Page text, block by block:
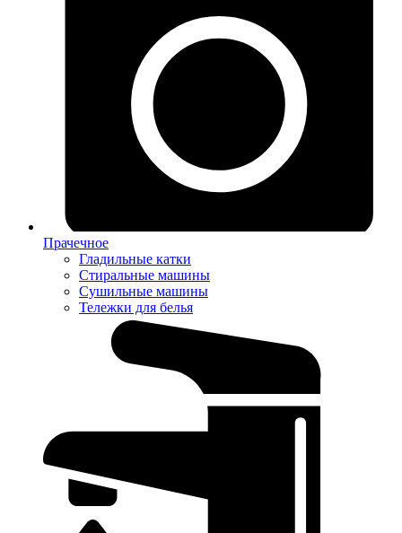
Прачечное
Гладильные катки
Стиральные машины
Сушильные машины
Тележки для белья